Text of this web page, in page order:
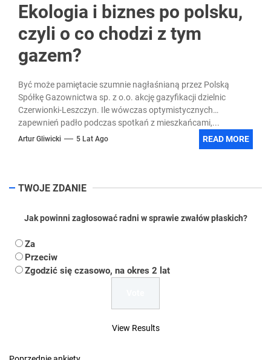
Ekologia i biznes po polsku,
czyli o co chodzi z tym
gazem?
Być może pamiętacie szumnie nagłaśnianą przez Polską
Spółkę Gazownictwa sp. z o.o. akcję gazyfikacji dzielnic
Czerwionki-Leszczyn. Ile wówczas optymistycznych
zapewnień padło podczas spotkań z mieszkańcami,...
Artur Gliwicki 5 Lat Ago READ MORE
TWOJE ZDANIE
Jak powinni zagłosować radni w sprawie zwałów płaskich?
Za
Przeciw
Zgodzić się czasowo, na okres 2 lat
View Results